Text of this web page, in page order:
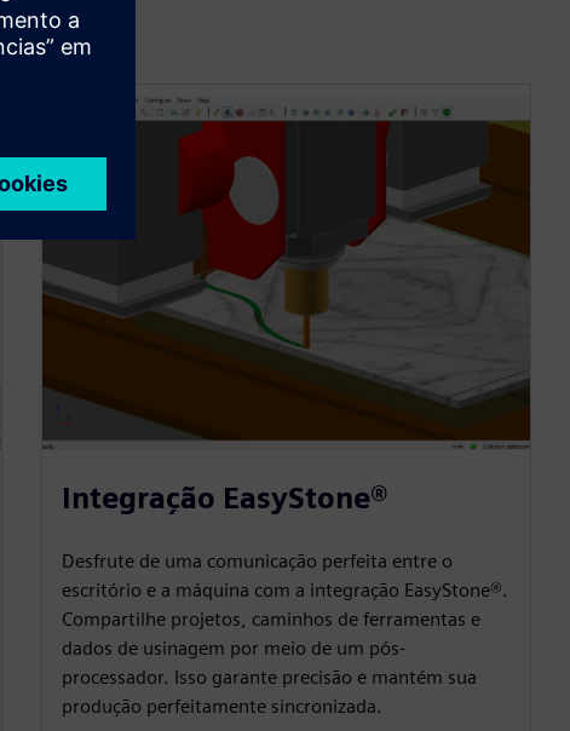
Integração EasyStone®
Desfrute de uma comunicação perfeita entre o
escritório e a máquina com a integração EasyStone®.
Compartilhe projetos, caminhos de ferramentas e
dados de usinagem por meio de um pós-
processador. Isso garante precisão e mantém sua
produção perfeitamente sincronizada.